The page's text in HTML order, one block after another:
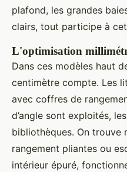
plafond, les grandes
clairs, tout participe à
L'optimisation
Dans ces modèles haut
centimètre compte. Les
avec coffres de
d’angle sont exploités,
bibliothèques. On trouve
rangement pliantes ou
intérieur épuré,